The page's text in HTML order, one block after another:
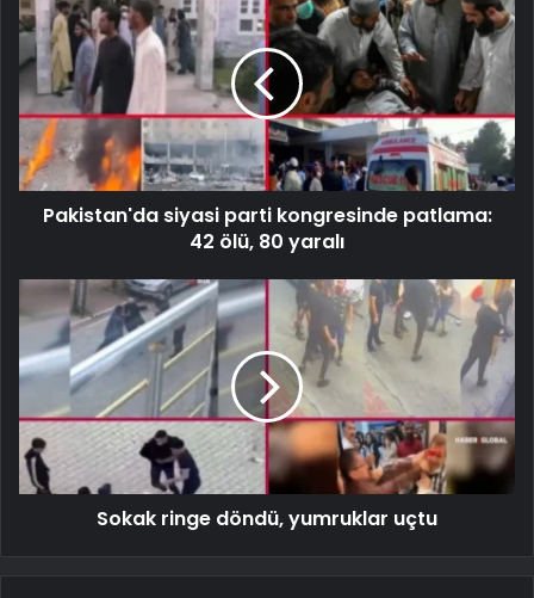
Pakistan'da siyasi parti kongresinde patlama:
42 ölü, 80 yaralı
Sokak ringe döndü, yumruklar uçtu